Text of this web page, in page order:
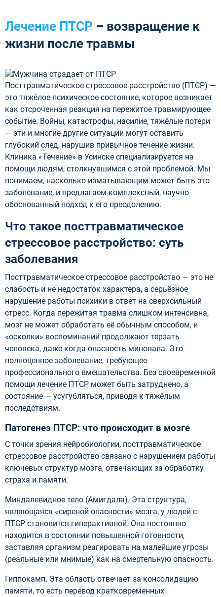
Лечение ПТСР – возвращение к
жизни после травмы
Посттравматическое стрессовое расстройство (ПТСР) —
это тяжёлое психическое состояние, которое возникает
как отсроченная реакция на пережитое травмирующее
событие. Войны, катастрофы, насилие, тяжёлые потери
— эти и многие другие ситуации могут оставить
глубокий след, нарушив привычное течение жизни.
Клиника «Течение» в Усинске специализируется на
помощи людям, столкнувшимся с этой проблемой. Мы
понимаем, насколько изматывающим может быть это
заболевание, и предлагаем комплексный, научно
обоснованный подход к его преодолению.
Что такое посттравматическое
стрессовое расстройство: суть
заболевания
Посттравматическое стрессовое расстройство — это не
слабость и не недостаток характера, а серьёзное
нарушение работы психики в ответ на сверхсильный
стресс. Когда пережитая травма слишком интенсивна,
мозг не может обработать её обычным способом, и
«осколки» воспоминаний продолжают терзать
человека, даже когда опасность миновала. Это
полноценное заболевание, требующее
профессионального вмешательства. Без своевременной
помощи лечение ПТСР может быть затруднено, а
состояние — усугубляться, приводя к тяжёлым
последствиям.
Патогенез ПТСР: что происходит в мозге
С точки зрения нейробиологии, посттравматическое
стрессовое расстройство связано с нарушением работы
ключевых структур мозга, отвечающих за обработку
страха и памяти.
Миндалевидное тело (Амигдала). Эта структура,
являющаяся «сиреной опасности» мозга, у людей с
ПТСР становится гиперактивной. Она постоянно
находится в состоянии повышенной готовности,
заставляя организм реагировать на малейшие угрозы
(реальные или мнимые) как на смертельную опасность.
Гиппокамп. Эта область отвечает за консолидацию
памяти, то есть перевод кратковременных